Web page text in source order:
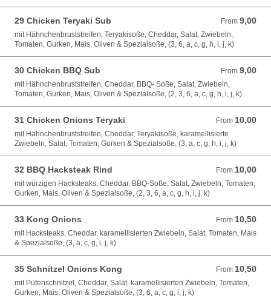
29 Chicken Teryaki Sub From 9,00
From 9,00 EUR
mit Hähnchenbruststreifen, Teryakisoße, Cheddar, Salat, Zwiebeln,
Tomaten, Gurken, Mais, Oliven & Spezialsoße, (3, 6, a, c, g, h, i, j, k)
30 Chicken BBQ Sub From 9,00
From 9,00 EUR
mit Hähnchenbruststreifen, Cheddar, BBQ- Soße, Salat, Zwiebeln,
Tomaten, Gurken, Mais, Oliven & Spezialsoße, (2, 3, 6, a, c, g, h, i, j, k)
31 Chicken Onions Teryaki From 10,00
From 10,00 EUR
mit Hähnchenbruststreifen, Cheddar, Teryakisoße, karamellisierte
Zwiebeln, Salat, Tomaten, Gurken & Spezialsoße, (3, a, c, g, h, i, j, k)
32 BBQ Hacksteak Rind From 10,00
From 10,00 EUR
mit würzigen Hacksteaks, Cheddar, BBQ-Soße, Salat, Zwiebeln, Tomaten,
Gurken, Mais, Oliven & Spezialsoße, (2, 3, 6, a, c, g, h, i, j, k)
33 Kong Onions From 10,50
From 10,50 EUR
mit Hacksteaks, Cheddar, karamellisierten Zwiebeln, Salat, Tomaten, Mais
& Spezialsoße, (3, a, c, g, i, j, k)
35 Schnitzel Onions Kong From 10,50
From 10,50 EUR
mit Putenschnitzel, Cheddar, Salat, karamellisierten Zwiebeln, Tomaten,
Gurken, Mais, Oliven & Spezialsoße, (3, 6, a, c, g, i, j, k)